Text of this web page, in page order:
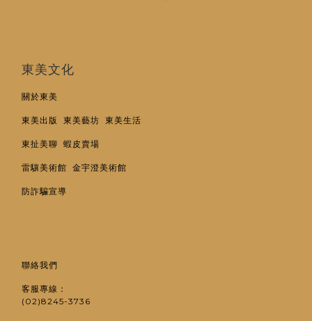
東美文化
關於東美
東美出版 東美藝坊 東美生活
東扯美聊 蝦皮賣場
雷驤美術館 金宇澄美術館
防詐騙宣導
聯絡我們
客服專線：
(02)8245-3736